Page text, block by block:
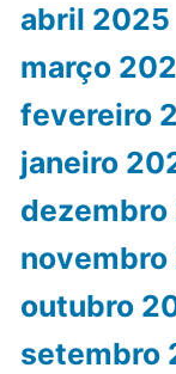
abril 2025
março
fevereiro
janeiro
outubro
setembro